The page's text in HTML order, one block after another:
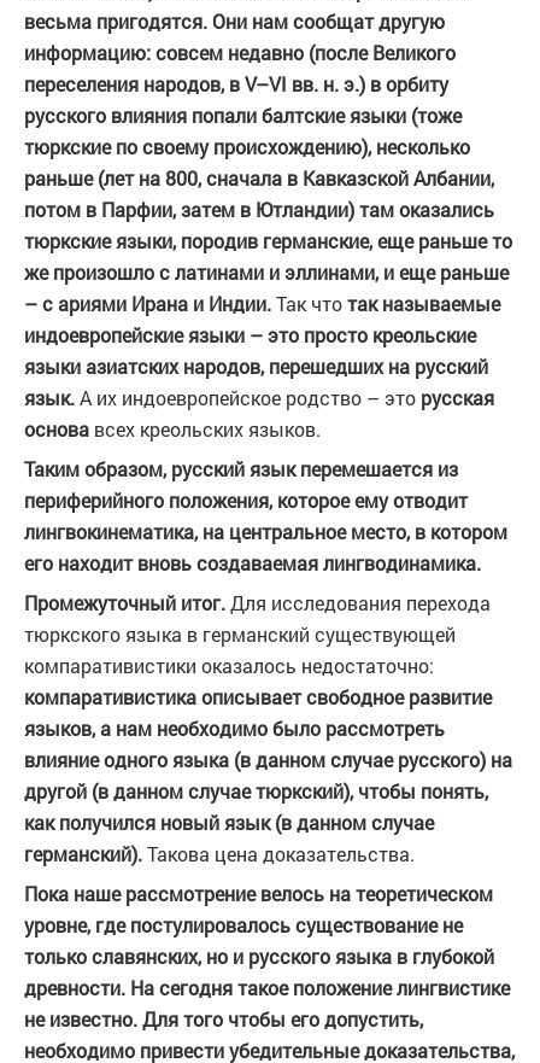
весьма пригодятся. Они нам сообщат другую
информацию: совсем недавно (после Великого
переселения народов, в V–VI вв. н. э.) в орбиту
русского влияния попали балтские языки (тоже
тюркские по своему происхождению), несколько
раньше (лет на 800, сначала в Кавказской Албании,
потом в Парфии, затем в Ютландии) там оказались
тюркские языки, породив германские, еще раньше то
же произошло с латинами и эллинами, и еще раньше
– с ариями Ирана и Индии.Так чтотак называемые
индоевропейские языки – это просто креольские
языки азиатских народов, перешедших на русский
язык.А их индоевропейское родство – это русская
основа всех креольских языков.
Таким образом, русский язык перемешается из
периферийного положения, которое ему отводит
лингвокинематика, на центральное место, в котором
его находит вновь создаваемая лингводинамика.
Промежуточный итог.Для исследования перехода
тюркского языка в германский существующей
компаративистики оказалось недостаточно:
компаративистика описывает свободное развитие
языков, а нам необходимо было рассмотреть
влияние одного языка (в данном случае русского) на
другой (в данном случае тюркский), чтобы понять,
как получился новый язык (в данном случае
германский).Такова цена доказательства.
Пока наше рассмотрение велось на теоретическом
уровне, где постулировалось существование не
только славянских, но и русского языка в глубокой
древности. На сегодня такое положение лингвистике
не известно. Для того чтобы его допустить,
необходимо привести убедительные доказательства,